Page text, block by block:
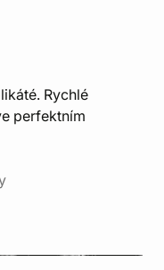
Rychlé
perfektním